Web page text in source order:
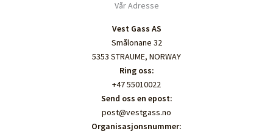
Vår Adresse
Vest Gass AS
Smålonane 32
5353 STRAUME, NORWAY
Ring oss:
+47 55010022
Send oss en epost:
post@vestgass.no
Organisasjonsnummer: